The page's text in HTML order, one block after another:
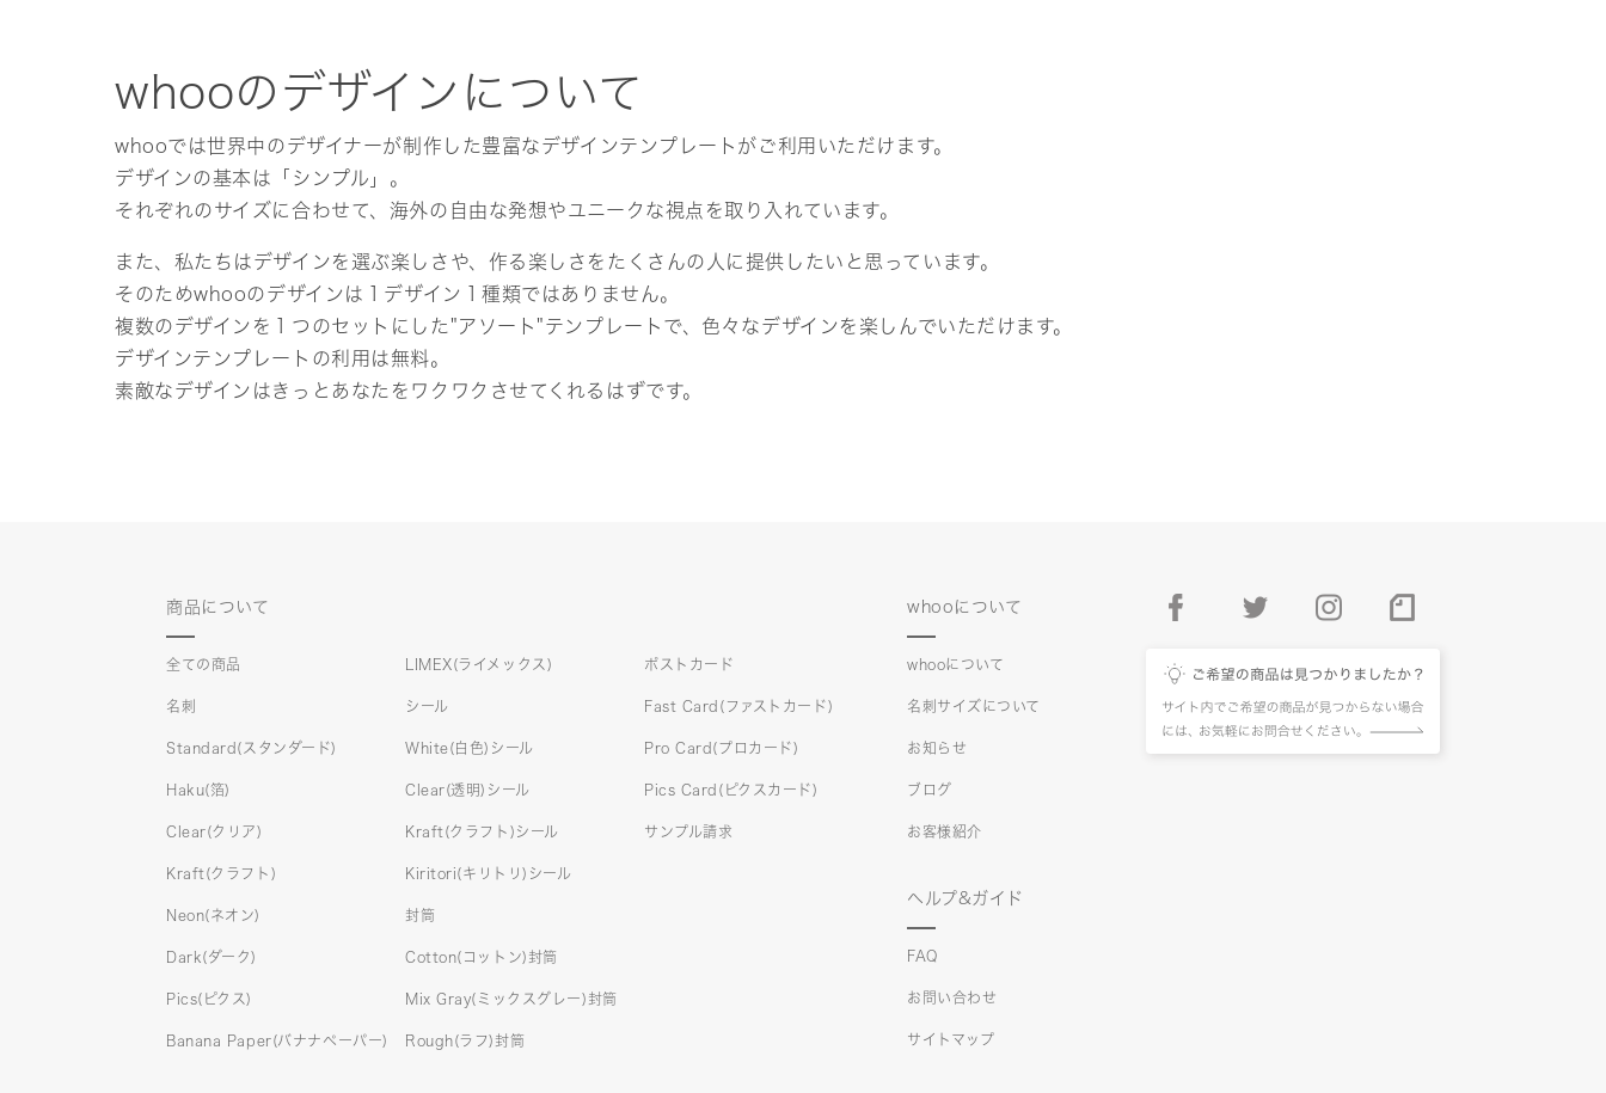
whooのデザインについて
whooでは世界中のデザイナーが制作した豊富なデザインテンプレートがご利用いただけます。
デザインの基本は「シンプル」。
それぞれのサイズに合わせて、海外の自由な発想やユニークな視点を取り入れています。
また、私たちはデザインを選ぶ楽しさや、作る楽しさをたくさんの人に提供したいと思っています。
そのためwhooのデザインは１デザイン１種類ではありません。
複数のデザインを１つのセットにした"アソート"テンプレートで、色々なデザインを楽しんでいただけます。
デザインテンプレートの利用は無料。
素敵なデザインはきっとあなたをワクワクさせてくれるはずです。
商品について
全ての商品
名刺
Standard(スタンダード)
Haku(箔)
Clear(クリア)
Kraft(クラフト)
Neon(ネオン)
Dark(ダーク)
Pics(ピクス)
Banana Paper(バナナペーパー)
LIMEX(ライメックス)
シール
White(白色)シール
Clear(透明)シール
Kraft(クラフト)シール
Kiritori(キリトリ)シール
封筒
Cotton(コットン)封筒
Mix Gray(ミックスグレー)封筒
Rough(ラフ)封筒
ポストカード
Fast Card(ファストカード)
Pro Card(プロカード)
Pics Card(ピクスカード)
サンプル請求
whooについて
whooについて
名刺サイズについて
お知らせ
ブログ
お客様紹介
ヘルプ&ガイド
FAQ
お問い合わせ
サイトマップ
facebook twitter instagram